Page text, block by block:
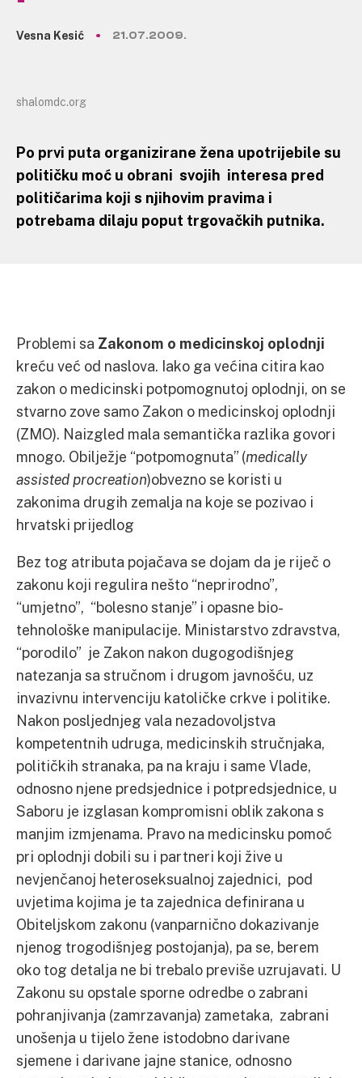
Vesna Kesić 21.07.2009.
Po prvi puta organizirane žena upotrijebile su
političku moć u obrani svojih interesa pred
političarima koji s njihovim pravima i
potrebama dilaju poput trgovačkih putnika.
shalomdc.org
Problemi sa Zakonom o medicinskoj oplodnji
kreću već od naslova. Iako ga većina citira kao
zakon o medicinski potpomognutoj oplodnji, on se
stvarno zove samo Zakon o medicinskoj oplodnji
(ZMO). Naizgled mala semantička razlika govori
mnogo. Obilježje “potpomognuta” (medically
assisted procreation)obvezno se koristi u
zakonima drugih zemalja na koje se pozivao i
hrvatski prijedlog
Bez tog atributa pojačava se dojam da je riječ o
zakonu koji regulira nešto “neprirodno”,
“umjetno”, “bolesno stanje” i opasne bio-
tehnološke manipulacije. Ministarstvo zdravstva,
“porodilo” je Zakon nakon dugogodišnjeg
natezanja sa stručnom i drugom javnošću, uz
invazivnu intervenciju katoličke crkve i politike.
Nakon posljednjeg vala nezadovoljstva
kompetentnih udruga, medicinskih stručnjaka,
političkih stranaka, pa na kraju i same Vlade,
odnosno njene predsjednice i potpredsjednice, u
Saboru je izglasan kompromisni oblik zakona s
manjim izmjenama. Pravo na medicinsku pomoć
pri oplodnji dobili su i partneri koji žive u
nevjenčanoj heteroseksualnoj zajednici, pod
uvjetima kojima je ta zajednica definirana u
Obiteljskom zakonu (vanparnično dokazivanje
njenog trogodišnjeg postojanja), pa se, berem
oko tog detalja ne bi trebalo previše uzrujavati. U
Zakonu su opstale sporne odredbe o zabrani
pohranjivanja (zamrzavanja) zametaka, zabrani
unošenja u tijelo žene istodobno darivane
sjemene i darivane jajne stanice, odnosno